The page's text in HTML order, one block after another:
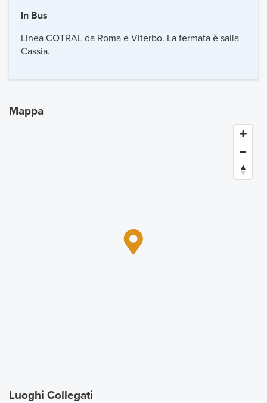
In Bus
Linea COTRAL da Roma e Viterbo. La fermata è salla
Cassia.
Mappa
Luoghi Collegati